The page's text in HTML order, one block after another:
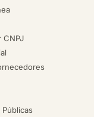
CNPJ